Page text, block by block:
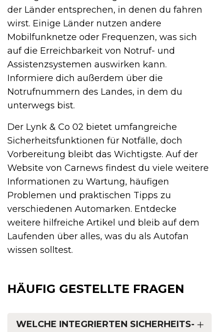
der Länder entsprechen, in denen du fahren
wirst. Einige Länder nutzen andere
Mobilfunknetze oder Frequenzen, was sich
auf die Erreichbarkeit von Notruf- und
Assistenzsystemen auswirken kann.
Informiere dich außerdem über die
Notrufnummern des Landes, in dem du
unterwegs bist.
Der Lynk & Co 02 bietet umfangreiche
Sicherheitsfunktionen für Notfälle, doch
Vorbereitung bleibt das Wichtigste. Auf der
Website von Carnews findest du viele weitere
Informationen zu Wartung, häufigen
Problemen und praktischen Tipps zu
verschiedenen Automarken. Entdecke
weitere hilfreiche Artikel und bleib auf dem
Laufenden über alles, was du als Autofan
wissen solltest.
HÄUFIG GESTELLTE FRAGEN
WELCHE INTEGRIERTEN SICHERHEITS-